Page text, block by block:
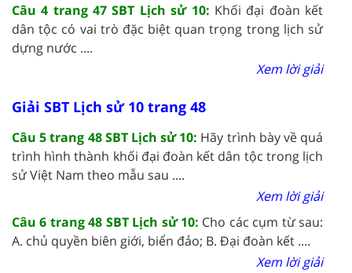
Câu 4 trang 47 SBT Lịch sử 10: Khối đại đoàn kết
dân tộc có vai trò đặc biệt quan trọng trong lịch sử
dựng nước ....
Xem lời giải
Giải SBT Lịch sử 10 trang 48
Câu 5 trang 48 SBT Lịch sử 10: Hãy trình bày về quá
trình hình thành khối đại đoàn kết dân tộc trong lịch
sử Việt Nam theo mẫu sau ....
Xem lời giải
Câu 6 trang 48 SBT Lịch sử 10: Cho các cụm từ sau:
A. chủ quyền biên giới, biển đảo; B. Đại đoàn kết ....
Xem lời giải